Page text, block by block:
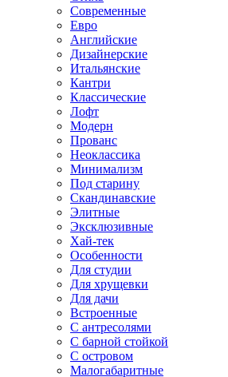
Современные
Евро
Английские
Дизайнерские
Итальянские
Кантри
Классические
Лофт
Модерн
Прованс
Неоклассика
Минимализм
Под старину
Скандинавские
Элитные
Эксклюзивные
Хай-тек
Особенности
Для студии
Для хрущевки
Для дачи
Встроенные
С антресолями
С барной стойкой
С островом
Малогабаритные